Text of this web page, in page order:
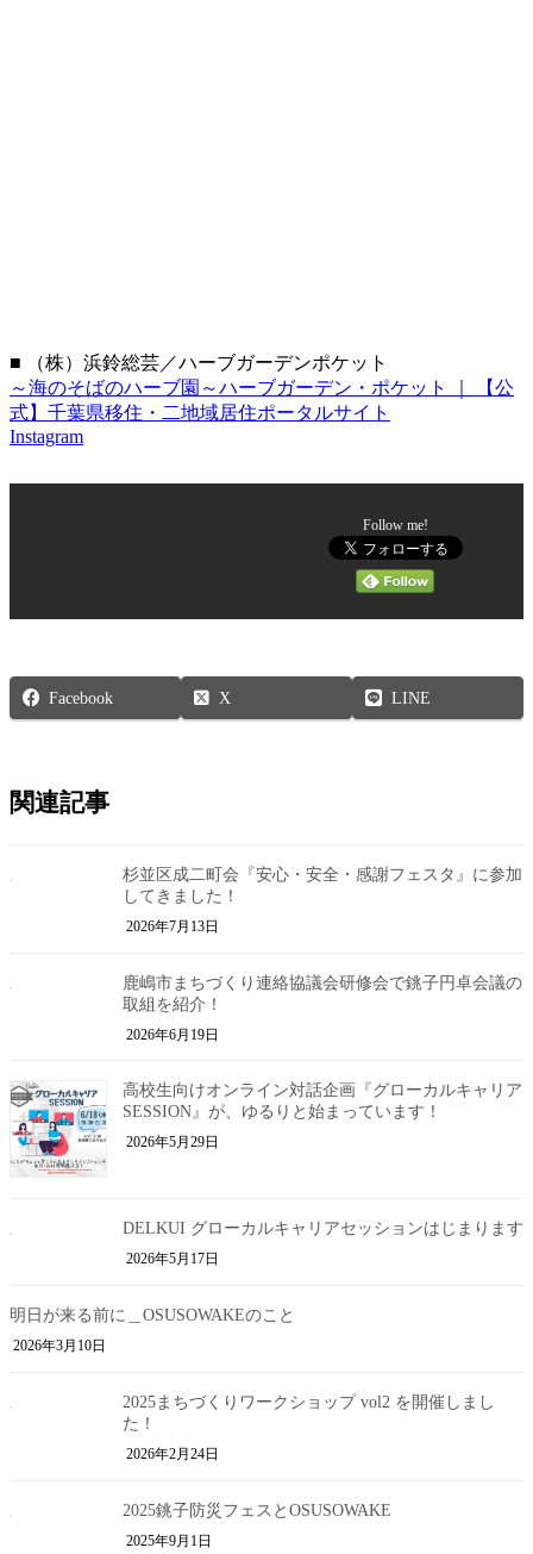
■ （株）浜鈴総芸／ハーブガーデンポケット
～海のそばのハーブ園～ハーブガーデン・ポケット ｜ 【公
式】千葉県移住・二地域居住ポータルサイト
Instagram
Follow me!
Facebook X LINE
関連記事
杉並区成二町会『安心・安全・感謝フェスタ』に参加
してきました！
2026年7月13日
鹿嶋市まちづくり連絡協議会研修会で銚子円卓会議の
取組を紹介！
2026年6月19日
高校生向けオンライン対話企画『グローカルキャリア
SESSION』が、ゆるりと始まっています！
2026年5月29日
DELKUI グローカルキャリアセッションはじまります
2026年5月17日
明日が来る前に＿OSUSOWAKEのこと
2026年3月10日
2025まちづくりワークショップ vol2 を開催しまし
た！
2026年2月24日
2025銚子防災フェスとOSUSOWAKE
2025年9月1日